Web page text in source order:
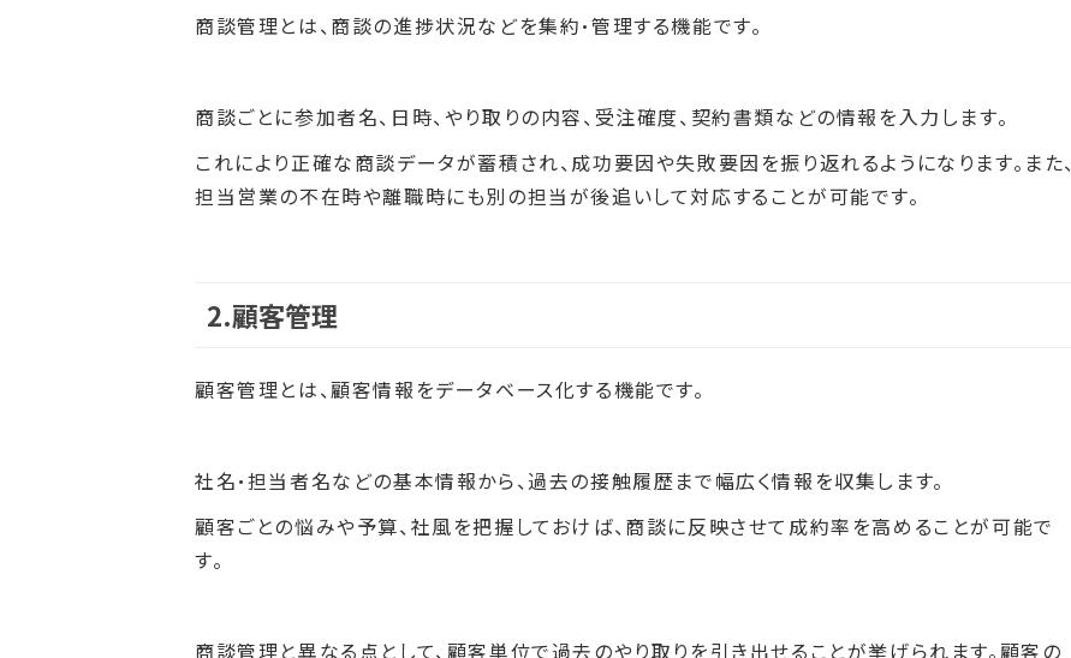
商談管理とは、商談の進捗状況などを集約・管理する機能です。
商談ごとに参加者名、日時、やり取りの内容、受注確度、契約書類などの情報を入力します。
これにより正確な商談データが蓄積され、成功要因や失敗要因を振り返れるようになります。また、
担当営業の不在時や離職時にも別の担当が後追いして対応することが可能です。
2.顧客管理
顧客管理とは、顧客情報をデータベース化する機能です。
社名・担当者名などの基本情報から、過去の接触履歴まで幅広く情報を収集します。
顧客ごとの悩みや予算、社風を把握しておけば、商談に反映させて成約率を高めることが可能で
す。
商談管理と異なる点として、顧客単位で過去のやり取りを引き出せることが挙げられます。顧客の